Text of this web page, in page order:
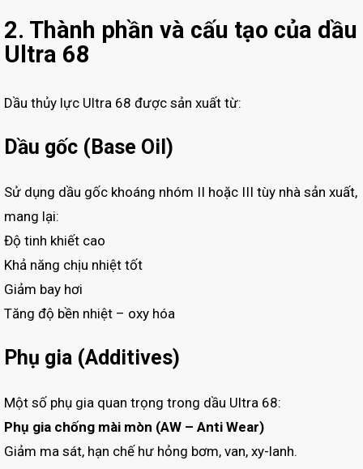
2. Thành phần và cấu tạo của dầu
Ultra 68
Dầu thủy lực Ultra 68 được sản xuất từ:
Dầu gốc (Base Oil)
Sử dụng dầu gốc khoáng nhóm II hoặc III tùy nhà sản xuất,
mang lại:
Độ tinh khiết cao
Khả năng chịu nhiệt tốt
Giảm bay hơi
Tăng độ bền nhiệt – oxy hóa
Phụ gia (Additives)
Một số phụ gia quan trọng trong dầu Ultra 68:
Phụ gia chống mài mòn (AW – Anti Wear)
Giảm ma sát, hạn chế hư hỏng bơm, van, xy-lanh.